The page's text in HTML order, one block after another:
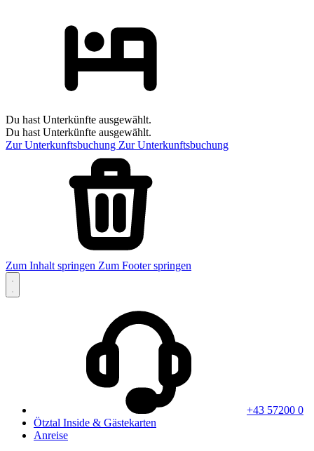
Du hast Unterkünfte ausgewählt.
Du hast Unterkünfte ausgewählt.
Zur Unterkunftsbuchung Zur Unterkunftsbuchung
Zum Inhalt springen Zum Footer springen
+43 57200 0
Ötztal Inside & Gästekarten
Anreise